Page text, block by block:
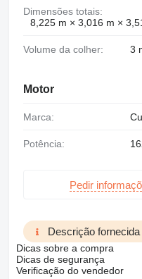
Dimensões totais:
8,225 m × 3,016 m ×
Volume da colher: 3
Motor
Marca:
Potência:
Pedir
Descrição
Dicas sobre a compra
Dicas de segurança
Verificação do vendedor